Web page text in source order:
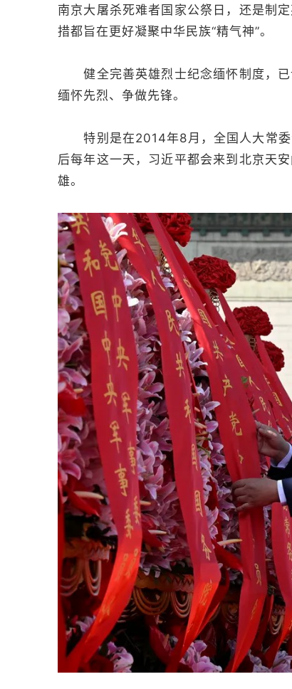
南京大屠杀死难者国家公祭日，还是制
措都旨在更好凝聚中华民族“精气神”。
健全完善英雄烈士纪念缅怀制度，已
缅怀先烈、争做先锋。
特别是在2014年8月，全国人大常委
后每年这一天，习近平都会来到北京天
雄。